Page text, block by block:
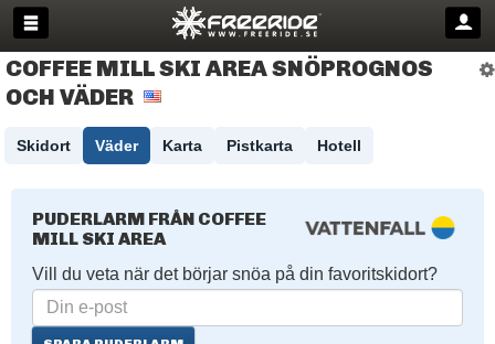
COFFEE MILL SKI AREA SNÖPROGNOS
OCH VÄDER
Skidort Väder Karta Pistkarta Hotell
PUDERLARM FRÅN COFFEE
MILL SKI AREA
Vill du veta när det börjar snöa på din favoritskidort?